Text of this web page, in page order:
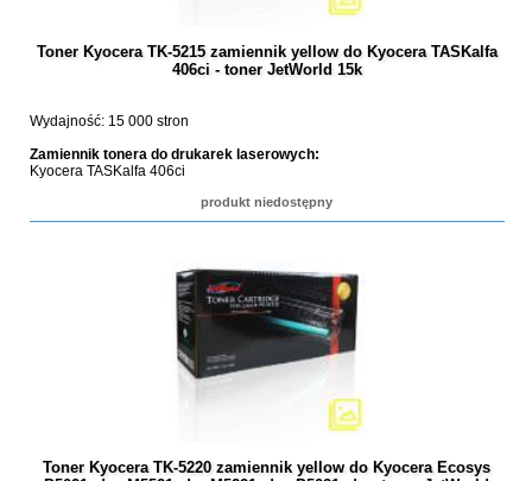
Toner Kyocera TK-5215 zamiennik yellow do Kyocera TASKalfa
406ci - toner JetWorld 15k
Wydajność: 15 000 stron
Zamiennik tonera do drukarek laserowych:
Kyocera TASKalfa 406ci
produkt niedostępny
Toner Kyocera TK-5220 zamiennik yellow do Kyocera Ecosys